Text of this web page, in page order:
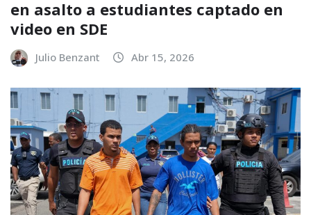
en asalto a estudiantes captado en
video en SDE
Julio Benzant Abr 15, 2026